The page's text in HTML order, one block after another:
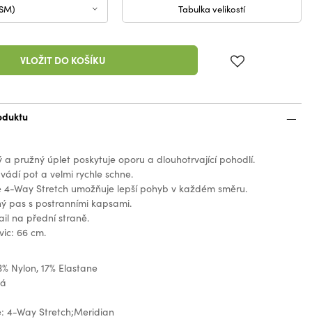
Tabulka velikostí
VLOŽIT DO KOŠÍKU
a pružný úplet poskytuje oporu a dlouhotrvající pohodlí.
pot a velmi rychle schne.
4-Way Stretch umožňuje lepší pohyb v každém směru.
pas s postranními kapsami.
na přední straně.
66 cm.
Nylon, 17% Elastane
4-Way Stretch;Meridian